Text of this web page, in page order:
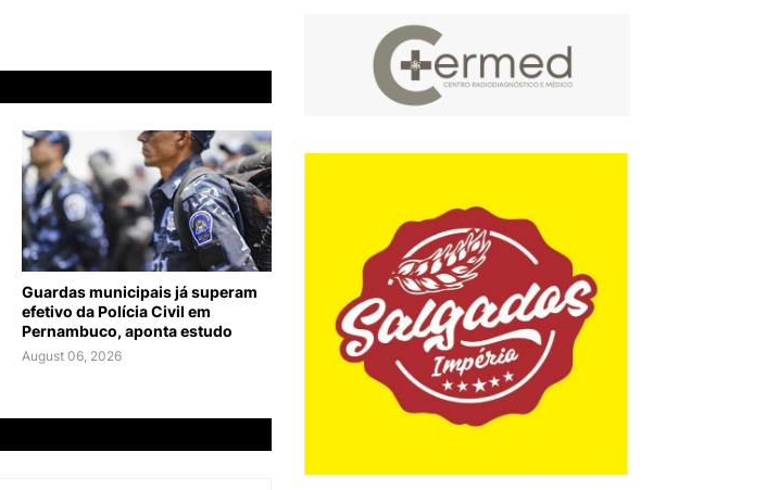
Guardas municipais já superam
efetivo da Polícia Civil em
Pernambuco, aponta estudo
August 06, 2026